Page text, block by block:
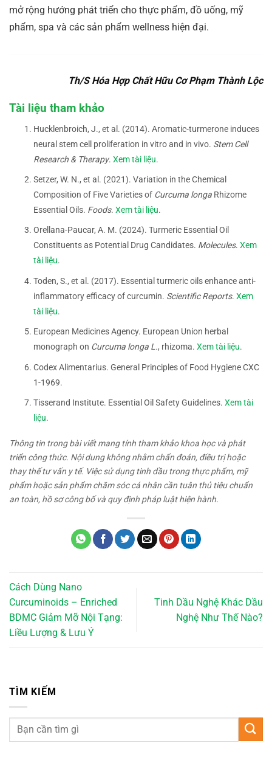
mở rộng hướng phát triển cho thực phẩm, đồ uống, mỹ
phẩm, spa và các sản phẩm wellness hiện đại.
Th/S Hóa Hợp Chất Hữu Cơ Phạm Thành Lộc
Tài liệu tham khảo
Hucklenbroich, J., et al. (2014). Aromatic-turmerone induces
neural stem cell proliferation in vitro and in vivo. Stem Cell
Research & Therapy.Xem tài liệu.
Setzer, W. N., et al. (2021). Variation in the Chemical
Composition of Five Varieties of Curcuma longa Rhizome
Essential Oils. Foods.Xem tài liệu.
Orellana-Paucar, A. M. (2024). Turmeric Essential Oil
Constituents as Potential Drug Candidates. Molecules.Xem
tài liệu.
Toden, S., et al. (2017). Essential turmeric oils enhance anti-
inflammatory efficacy of curcumin. Scientific Reports.Xem
tài liệu.
European Medicines Agency. European Union herbal
monograph on Curcuma longa L., rhizoma.Xem tài liệu.
Codex Alimentarius. General Principles of Food Hygiene CXC
1-1969.
Tisserand Institute. Essential Oil Safety Guidelines.Xem tài
liệu.
Thông tin trong bài viết mang tính tham khảo khoa học và phát
triển công thức. Nội dung không nhằm chẩn đoán, điều trị hoặc
thay thế tư vấn y tế. Việc sử dụng tinh dầu trong thực phẩm, mỹ
phẩm hoặc sản phẩm chăm sóc cá nhân cần tuân thủ tiêu chuẩn
an toàn, hồ sơ công bố và quy định pháp luật hiện hành.
Cách Dùng Nano
Curcuminoids – Enriched
BDMC Giảm Mỡ Nội Tạng:
Liều Lượng & Lưu Ý
Tinh Dầu Nghệ Khác Dầu
Nghệ Như Thế Nào?
TÌM KIẾM